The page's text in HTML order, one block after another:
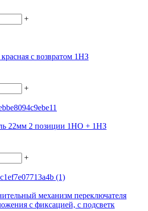
+
с возвратом 1НЗ
+
22мм 2 позиции 1НО + 1НЗ
+
механизм переключателя
с фиксацией, с подсветк